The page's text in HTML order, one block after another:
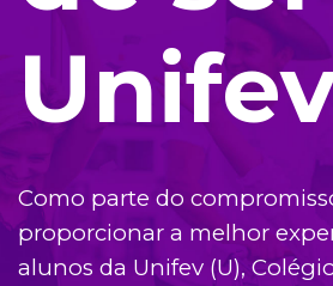
Como parte do
proporcionar a melhor
alunos da Unifev (U),